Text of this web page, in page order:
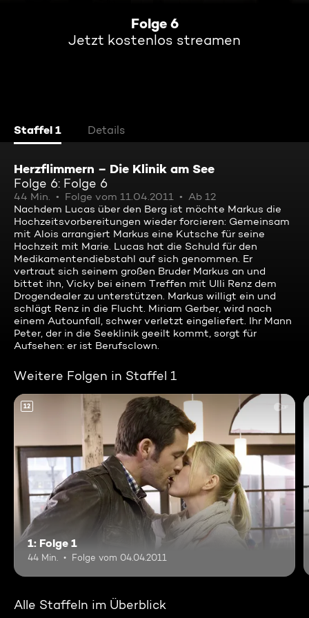
Folge 6
Jetzt kostenlos streamen
Staffel 1 Details
Herzflimmern – Die Klinik am See
Folge 6: Folge 6
44 Min. Folge vom 11.04.2011
Ab 12
Nachdem Lucas über den Berg ist möchte Markus die
Hochzeitsvorbereitungen wieder forcieren: Gemeinsam
mit Alois arrangiert Markus eine Kutsche für seine
Hochzeit mit Marie. Lucas hat die Schuld für den
Medikamentendiebstahl auf sich genommen. Er
vertraut sich seinem großen Bruder Markus an und
bittet ihn, Vicky bei einem Treffen mit Ulli Renz dem
Drogendealer zu unterstützen. Markus willigt ein und
schlägt Renz in die Flucht. Miriam Gerber, wird nach
einem Autounfall, schwer verletzt eingeliefert. Ihr Mann
Peter, der in die Seeklinik geeilt kommt, sorgt für
Aufsehen: er ist Berufsclown.
Weitere Folgen in Staffel 1
12
1: Folge 1
44 Min. Folge vom 04.04.2011
Alle Staffeln im Überblick